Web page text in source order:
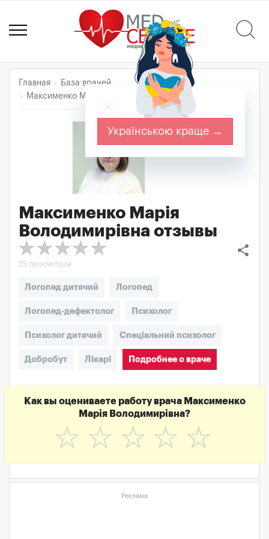
Главная
База врачей
Максименко Марія Володимирівна
Отзывы
Максименко Марія
Володимирівна отзывы
share
25 просмотров
Логопед дитячий Логопед
Логопед-дефектолог Психолог
Психолог дитячий Спеціальний психолог
Добробут Лікарі Подробнее о враче
Как вы оцениваете работу врача Максименко
Марія Володимирівна?
☆
☆
☆
☆
☆
Реклама
Українською краще →